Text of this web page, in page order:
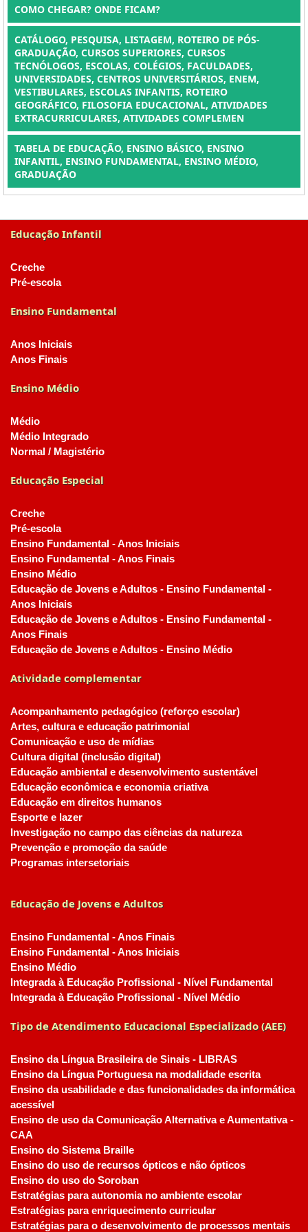
COMO CHEGAR? ONDE FICAM?
CATÁLOGO, PESQUISA, LISTAGEM, ROTEIRO DE PÓS-
GRADUAÇÃO, CURSOS SUPERIORES, CURSOS
TECNÓLOGOS, ESCOLAS, COLÉGIOS, FACULDADES,
UNIVERSIDADES, CENTROS UNIVERSITÁRIOS, ENEM,
VESTIBULARES, ESCOLAS INFANTIS, ROTEIRO
GEOGRÁFICO, FILOSOFIA EDUCACIONAL, ATIVIDADES
EXTRACURRICULARES, ATIVIDADES COMPLEMEN
TABELA DE EDUCAÇÃO, ENSINO BÁSICO, ENSINO
INFANTIL, ENSINO FUNDAMENTAL, ENSINO MÉDIO,
GRADUAÇÃO
Educação Infantil
Creche
Pré-escola
Ensino Fundamental
Anos Iniciais
Anos Finais
Ensino Médio
Médio
Médio Integrado
Normal / Magistério
Educação Especial
Creche
Pré-escola
Ensino Fundamental - Anos Iniciais
Ensino Fundamental - Anos Finais
Ensino Médio
Educação de Jovens e Adultos - Ensino Fundamental -
Anos Iniciais
Educação de Jovens e Adultos - Ensino Fundamental -
Anos Finais
Educação de Jovens e Adultos - Ensino Médio
Atividade complementar
Acompanhamento pedagógico (reforço escolar)
Artes, cultura e educação patrimonial
Comunicação e uso de mídias
Cultura digital (inclusão digital)
Educação ambiental e desenvolvimento sustentável
Educação econômica e economia criativa
Educação em direitos humanos
Esporte e lazer
Investigação no campo das ciências da natureza
Prevenção e promoção da saúde
Programas intersetoriais
Educação de Jovens e Adultos
Ensino Fundamental - Anos Finais
Ensino Fundamental - Anos Iniciais
Ensino Médio
Integrada à Educação Profissional - Nível Fundamental
Integrada à Educação Profissional - Nível Médio
Tipo de Atendimento Educacional Especializado (AEE)
Ensino da Língua Brasileira de Sinais - LIBRAS
Ensino da Língua Portuguesa na modalidade escrita
Ensino da usabilidade e das funcionalidades da informática
acessível
Ensino de uso da Comunicação Alternativa e Aumentativa -
CAA
Ensino do Sistema Braille
Ensino do uso de recursos ópticos e não ópticos
Ensino do uso do Soroban
Estratégias para autonomia no ambiente escolar
Estratégias para enriquecimento curricular
Estratégias para o desenvolvimento de processos mentais